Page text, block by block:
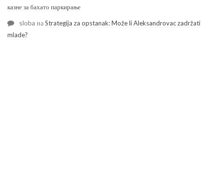
казне за бахато паркирање
sloba наStrategija za opstanak: Može li Aleksandrovac zadržati
mlade?